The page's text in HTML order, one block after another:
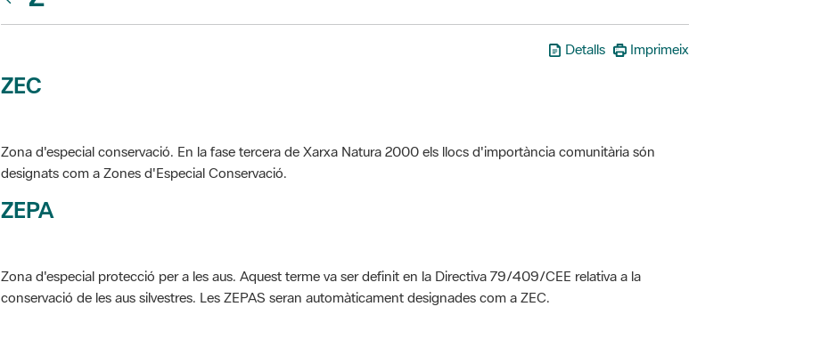
Detalls Imprimeix
ZEC
Zona d'especial conservació. En la fase tercera de Xarxa Natura 2000 els llocs d'importància comunitària són
designats com a Zones d'Especial Conservació.
ZEPA
Zona d'especial protecció per a les aus. Aquest terme va ser definit en la Directiva 79/409/CEE relativa a la
conservació de les aus silvestres. Les ZEPAS seran automàticament designades com a ZEC.